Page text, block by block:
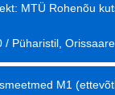
MTÜ Rohenõu
/ Püharistil,
M1